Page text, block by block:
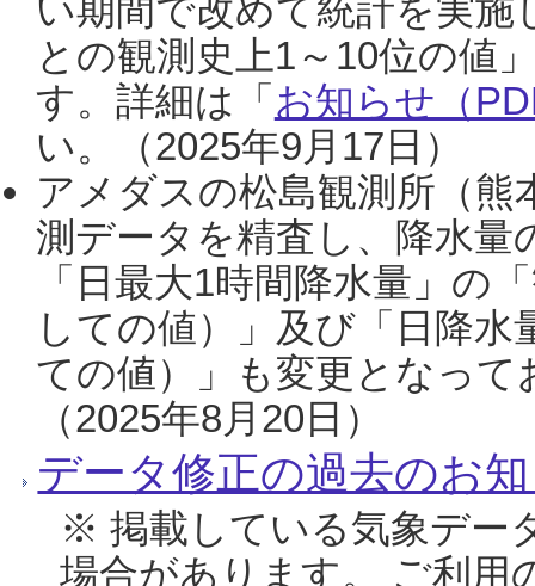
い期間で改めて統計を実
との観測史上1～10位の値
す。詳細は「 お知らせ（
い。（2025年9月17日）
アメダスの松島観測所（熊
測データを精査し、降水
「日最大1時間降水量」の
しての値）」及び「日降
ての値）」も変更となっ
（2025年8月20日）
データ修正の過去のお
※ 掲載している気象デー
場合があります。 ご利用